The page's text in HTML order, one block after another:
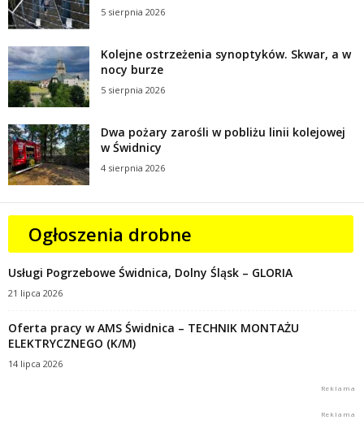
5 sierpnia 2026
Kolejne ostrzeżenia synoptyków. Skwar, a w
nocy burze
5 sierpnia 2026
Dwa pożary zarośli w pobliżu linii kolejowej
w Świdnicy
4 sierpnia 2026
Ogłoszenia drobne
Usługi Pogrzebowe Świdnica, Dolny Śląsk – GLORIA
21 lipca 2026
Oferta pracy w AMS Świdnica – TECHNIK MONTAŻU
ELEKTRYCZNEGO (K/M)
14 lipca 2026